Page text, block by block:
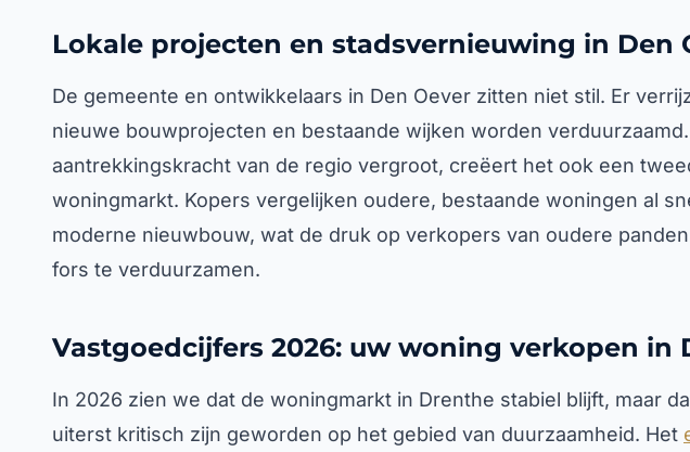
Lokale projecten en stadsvernieuwing in Den
De gemeente en ontwikkelaars in Den Oever zitten niet stil. Er
nieuwe bouwprojecten en bestaande wijken worden
aantrekkingskracht van de regio vergroot, creëert het ook een
woningmarkt. Kopers vergelijken oudere, bestaande woningen al
moderne nieuwbouw, wat de druk op verkopers van oudere
fors te verduurzamen.
Vastgoedcijfers 2026: uw woning verkopen in
In 2026 zien we dat de woningmarkt in Drenthe stabiel blijft, maar
uiterst kritisch zijn geworden op het gebied van duurzaamheid. Het